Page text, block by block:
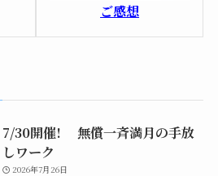
ご感想
7/30開催! 無償一斉満月の手放
しワーク
2026年7月26日